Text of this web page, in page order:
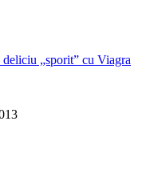
„sporit” cu Viagra